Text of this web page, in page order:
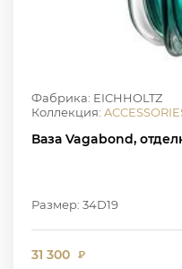
Фабрика: EICHHOLTZ
Коллекция:
Ваза Vagabond,
Размер: 34D19
31 300 ₽